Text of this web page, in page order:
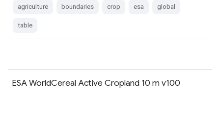
agriculture boundaries crop esa global
table
ESA WorldCereal Active Cropland 10 m v100